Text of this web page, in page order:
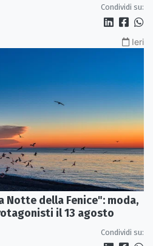
Condividi su:
Ieri
Notte della Fenice": moda,
il 13 agosto
Condividi su: